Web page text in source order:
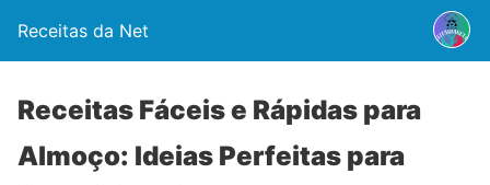
Receitas da Net
Receitas Fáceis e Rápidas para
Almoço: Ideias Perfeitas para